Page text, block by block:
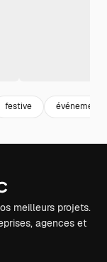
festive événement
meilleurs projets.
agences et